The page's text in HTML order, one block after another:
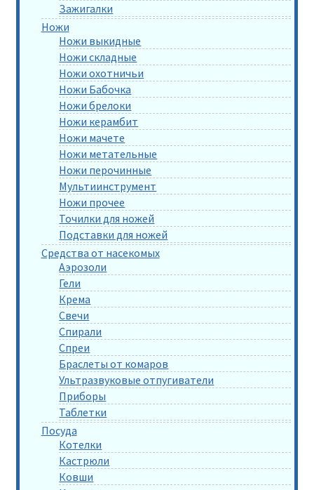
Зажигалки
Ножи
Ножи выкидные
Ножи складные
Ножи охотничьи
Ножи Бабочка
Ножи брелоки
Ножи керамбит
Ножи мачете
Ножи метательные
Ножи перочинные
Мультиинструмент
Ножи прочее
Точилки для ножей
Подставки для ножей
Средства от насекомых
Аэрозоли
Гели
Крема
Свечи
Спирали
Спреи
Браслеты от комаров
Ультразвуковые отпугиватели
Приборы
Таблетки
Посуда
Котелки
Кастрюли
Ковши